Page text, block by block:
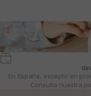
En España, excepto en
Consulta nuestra